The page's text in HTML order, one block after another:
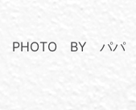
PHOTO BY パパ